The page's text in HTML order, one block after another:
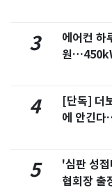
3
에어컨 하
원
4
[단독] 더
에 안긴다
5
'심판 성
협회장 출